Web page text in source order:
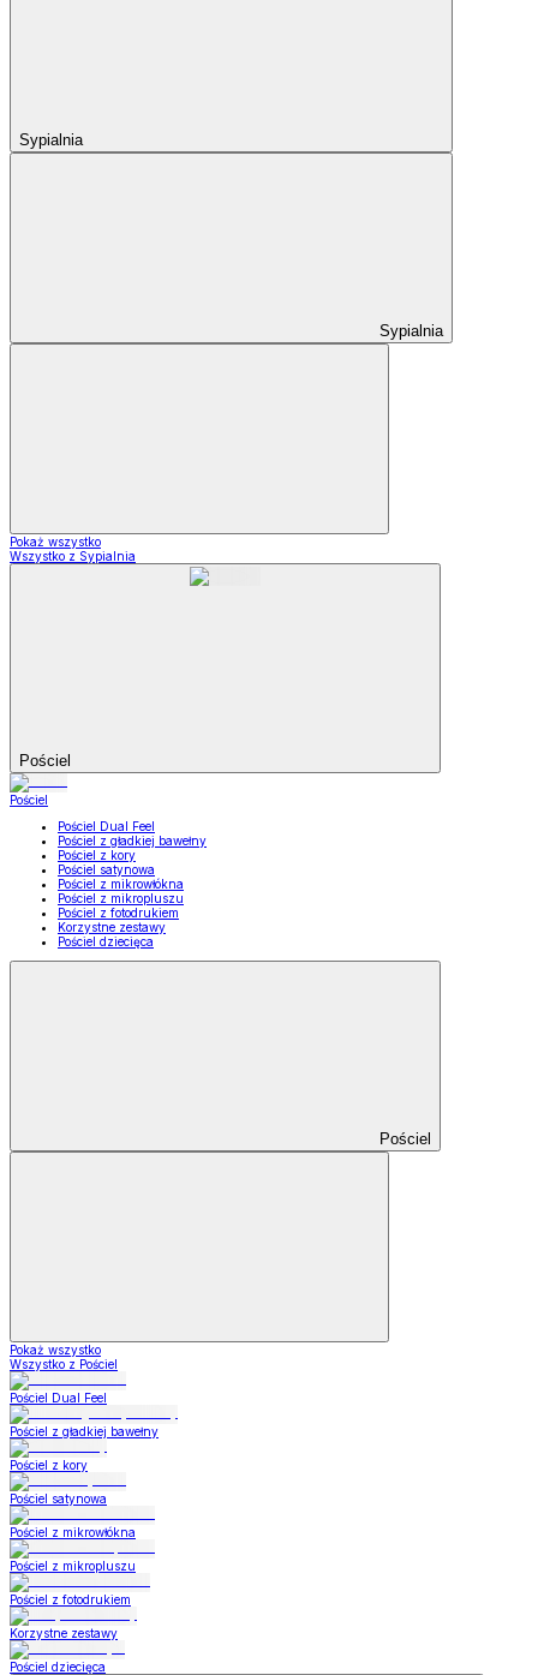
Sypialnia
Sypialnia
Pokaż wszystko
Wszystko z Sypialnia
Pościel
Pościel
Pościel Dual Feel
Pościel z gładkiej bawełny
Pościel z kory
Pościel satynowa
Pościel z mikrowłókna
Pościel z mikropluszu
Pościel z fotodrukiem
Korzystne zestawy
Pościel dziecięca
Pościel
Pokaż wszystko
Wszystko z Pościel
Pościel Dual Feel
Pościel z gładkiej bawełny
Pościel z kory
Pościel satynowa
Pościel z mikrowłókna
Pościel z mikropluszu
Pościel z fotodrukiem
Korzystne zestawy
Pościel dziecięca